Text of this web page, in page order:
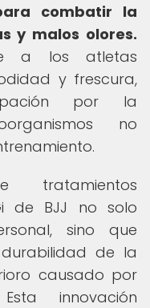
combatir la
y malos olores.
a los atletas
y frescura,
por la
no
tratamientos
de BJJ no solo
sino que
de la
causado por
innovación